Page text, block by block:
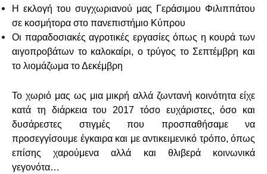
Η εκλογή του συγχωριανού μας Γεράσιμου Φιλιππάτου
σε κοσμήτορα στο πανεπιστήμιο Κύπρου
Οι παραδοσιακές αγροτικές εργασίες όπως η κουρά των
αιγοπροβάτων το καλοκαίρι, ο τρύγος το Σεπτέμβρη και
το λιομάζωμα το Δεκέμβρη
Το χωριό μας ως μια μικρή αλλά ζωντανή κοινότητα είχε
κατά τη διάρκεια του 2017 τόσο ευχάριστες, όσο και
δυσάρεστες στιγμές που προσπαθήσαμε να
προσεγγίσουμε έγκαιρα και με αντικειμενικό τρόπο, όπως
επίσης χαρούμενα αλλά και θλιβερά κοινωνικά
γεγονότα…